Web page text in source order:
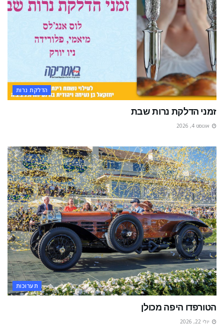
הדלקת נרות
זמני הדלקת נרות שבת
אוגוסט 4, 2026
תערוכות
הטורפדו היפה מכולן
יולי 22, 2026